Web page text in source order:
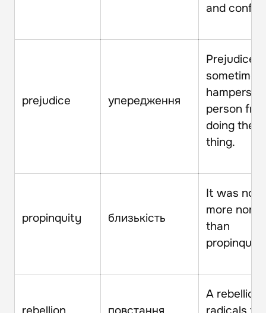
and
prejudice упередження
Prejudice
sometimes
hampers a
person
doing the
thing.
propinquity близькість
It was
more nor
than
A rebellion